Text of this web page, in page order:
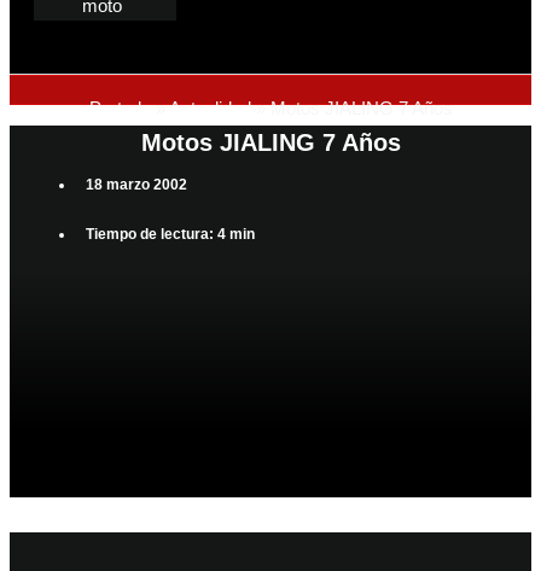
moto
Portada»Actualidad»Motos JIALING 7 Años
Motos JIALING 7 Años
18 marzo 2002
Tiempo de lectura: 4 min